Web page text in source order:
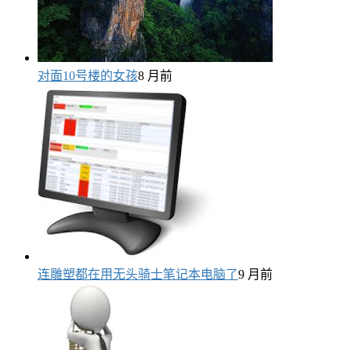
对面10号楼的女孩8 月前
连雕塑都在用无头骑士笔记本电脑了9 月前